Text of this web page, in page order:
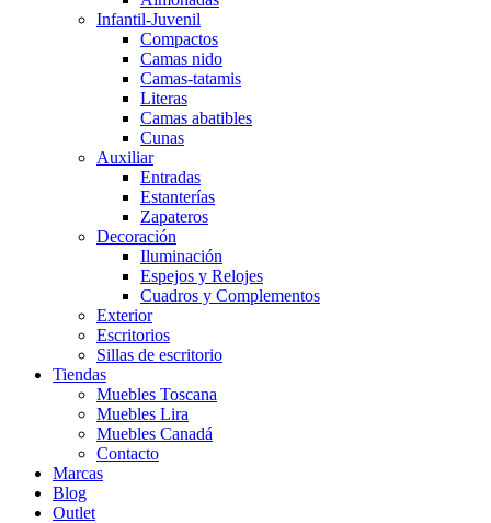
Infantil-Juvenil
Compactos
Camas nido
Camas-tatamis
Literas
Camas abatibles
Cunas
Auxiliar
Entradas
Estanterías
Zapateros
Decoración
Iluminación
Espejos y Relojes
Cuadros y Complementos
Exterior
Escritorios
Sillas de escritorio
Tiendas
Muebles Toscana
Muebles Lira
Muebles Canadá
Contacto
Marcas
Blog
Outlet